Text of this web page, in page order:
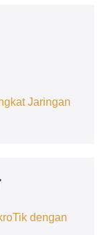
Jaringan
dengan